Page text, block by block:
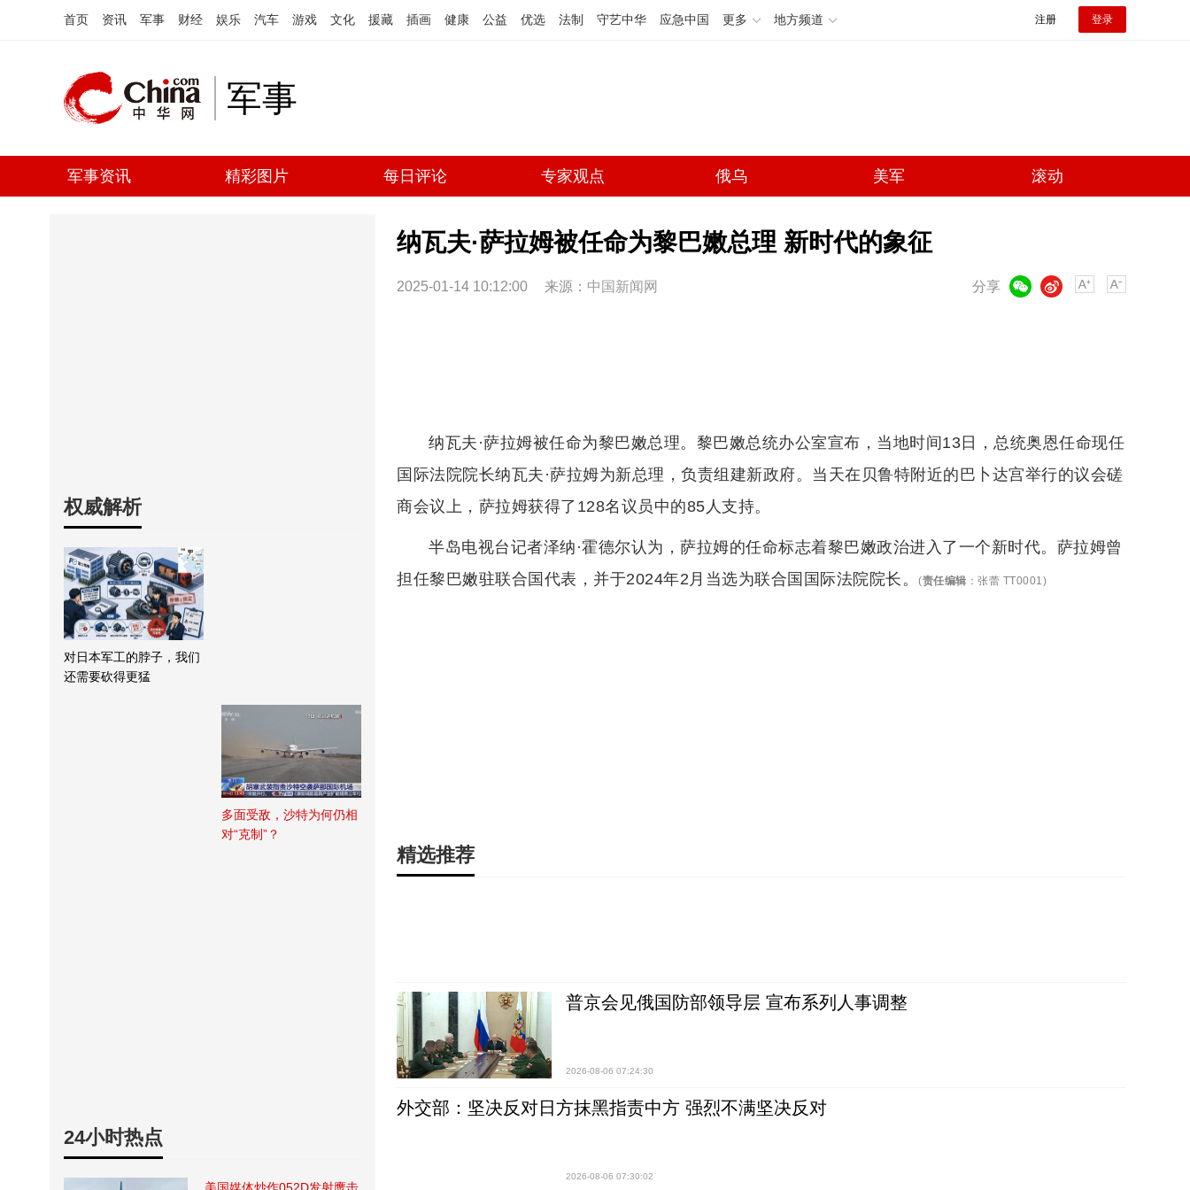
首页 资讯 军事 财经 娱乐 汽车 游戏 文化 援藏 插画 健康 公益 优选 法制 守艺中华 应急中国 更多 地方频道 注册 登录
军事
军事资讯 精彩图片 每日评论 专家观点 俄乌 美军 滚动
权威解析
对日本军工的脖子，我们
还需要砍得更猛
多面受敌，沙特为何仍相
对“克制”？
24小时热点
纳瓦夫·萨拉姆被任命为黎巴嫩总理 新时代的象征
2025-01-14 10:12:00 来源： 中国新闻网 分享
微博
纳瓦夫·萨拉姆被任命为黎巴嫩总理。黎巴嫩总统办公室宣布，当地时间13日，总统奥恩任命现任
国际法院院长纳瓦夫·萨拉姆为新总理，负责组建新政府。当天在贝鲁特附近的巴卜达宫举行的议会磋
商会议上，萨拉姆获得了128名议员中的85人支持。
半岛电视台记者泽纳·霍德尔认为，萨拉姆的任命标志着黎巴嫩政治进入了一个新时代。萨拉姆曾
担任黎巴嫩驻联合国代表，并于2024年2月当选为联合国国际法院院长。
(责任编辑 ： 张蕾 TT0001)
精选推荐
普京会见俄国防部领导层 宣布系列人事调整
2026-08-06 07:24:30
外交部：坚决反对日方抹黑指责中方 强烈不满坚决反对
2026-08-06 07:30:02